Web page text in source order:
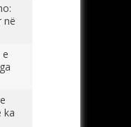
në
ka